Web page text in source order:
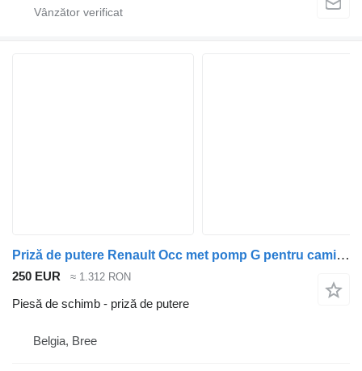
Priză de putere Renault Occ met pomp G pentru camion
250 EUR ≈ 1.312 RON
Piesă de schimb - priză de putere
Belgia, Bree